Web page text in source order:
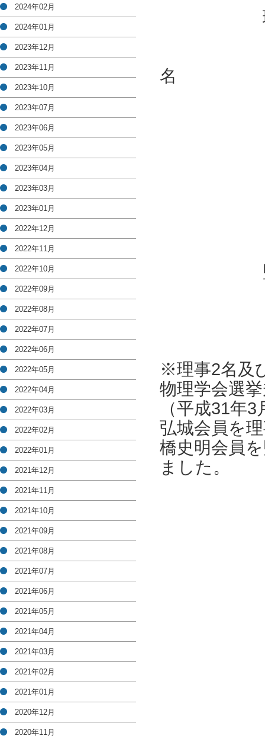
理事候
名
監事候
※理事2名及
物理学会選
（平成31年
弘城会員を
橋史明会員
ました。
2024年02月
2024年01月
2023年12月
2023年11月
2023年10月
2023年07月
2023年06月
2023年05月
2023年04月
2023年03月
2023年01月
2022年12月
2022年11月
2022年10月
2022年09月
2022年08月
2022年07月
2022年06月
2022年05月
2022年04月
2022年03月
2022年02月
2022年01月
2021年12月
2021年11月
2021年10月
2021年09月
2021年08月
2021年07月
2021年06月
2021年05月
2021年04月
2021年03月
2021年02月
2021年01月
2020年12月
2020年11月